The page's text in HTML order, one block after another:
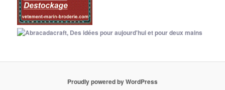
Proudly powered by WordPress